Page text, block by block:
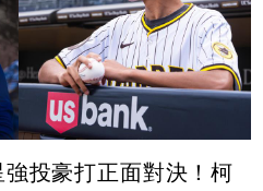
投豪打正面對決！柯